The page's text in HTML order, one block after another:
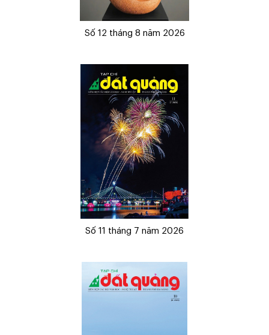
Số 12 tháng 8 năm 2026
Số 11 tháng 7 năm 2026